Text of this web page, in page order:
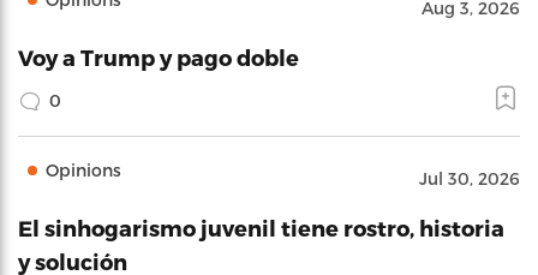
Aug 3, 2026
Voy a Trump y pago doble
0
Opinions Jul 30, 2026
El sinhogarismo juvenil tiene rostro, historia
y solución